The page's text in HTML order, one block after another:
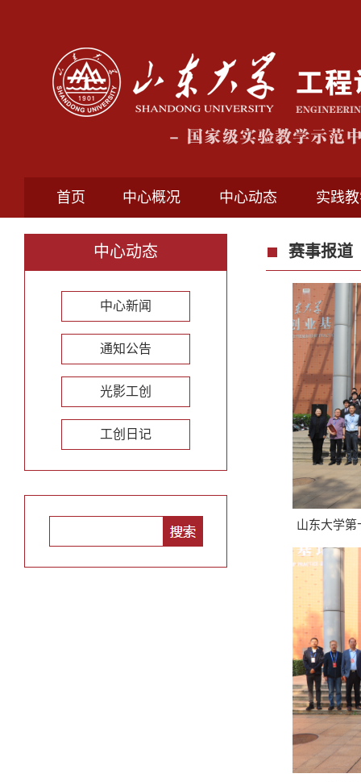
首页 中心概况 中心动态 实践
中心动态
中心新闻
通知公告
光影工创
工创日记
赛事报道
山东大学第